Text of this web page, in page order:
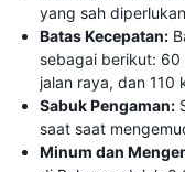
yang sah
Batas Kecepatan:
sebagai berikut:
jalan raya, dan 110
Sabuk Pengaman:
saat saat
Minum dan